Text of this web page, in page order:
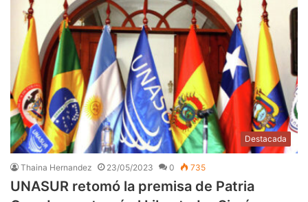
Destacada
Thaina Hernandez 23/05/2023 0 735
UNASUR retomó la premisa de Patria